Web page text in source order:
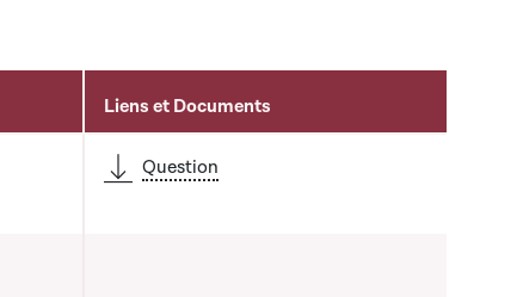
Liens et Documents
Question